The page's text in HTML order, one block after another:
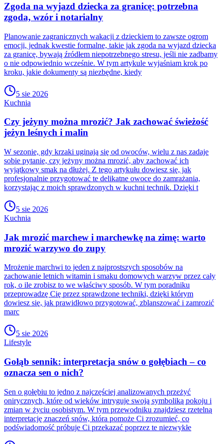
Zgoda na wyjazd dziecka za granicę: potrzebna
zgoda, wzór i notarialny
Planowanie zagranicznych wakacji z dzieckiem to zawsze ogrom
emocji, jednak kwestie formalne, takie jak zgoda na wyjazd dziecka
za granicę, bywają źródłem niepotrzebnego stresu, jeśli nie zadbamy
o nie odpowiednio wcześnie. W tym artykule wyjaśniam krok po
kroku, jakie dokumenty są niezbędne, kiedy
5 sie 2026
Kuchnia
Czy jeżyny można mrozić? Jak zachować świeżość
jeżyn leśnych i malin
W sezonie, gdy krzaki uginają się od owoców, wielu z nas zadaje
sobie pytanie, czy jeżyny można mrozić, aby zachować ich
wyjątkowy smak na dłużej. Z tego artykułu dowiesz się, jak
profesjonalnie przygotować te delikatne owoce do zamrażania,
korzystając z moich sprawdzonych w kuchni technik. Dzięki t
5 sie 2026
Kuchnia
Jak mrozić marchew i marchewkę na zimę: warto
mrozić warzywo do zupy
Mrożenie marchwi to jeden z najprostszych sposobów na
zachowanie letnich witamin i smaku domowych warzyw przez cały
rok, o ile zrobisz to we właściwy sposób. W tym poradniku
przeprowadzę Cię przez sprawdzone techniki, dzięki którym
dowiesz się, jak prawidłowo przygotować, zblanszować i zamrozić
marc
5 sie 2026
Lifestyle
Gołąb sennik: interpretacja snów o gołębiach – co
oznacza sen o nich?
Sen o gołębiu to jedno z najczęściej analizowanych przeżyć
onirycznych, które od wieków intryguje swoją symboliką pokoju i
zmian w życiu osobistym. W tym przewodniku znajdziesz rzetelną
interpretację znaczeń snów, która pomoże Ci zrozumieć, co
podświadomość próbuje Ci przekazać poprzez te niezwykłe